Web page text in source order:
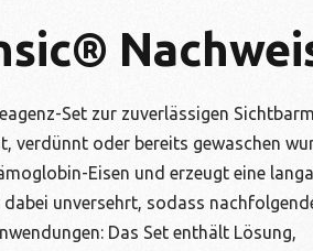
Set zur zuverlässigen
verdünnt oder bereits gewaschen
Eisen und erzeugt eine
unversehrt, sodass
Das Set enthält Lösung,